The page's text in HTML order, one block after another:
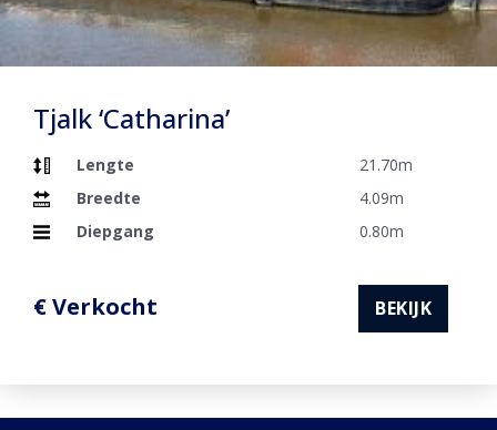
Tjalk ‘Catharina’
Lengte
21.70m
Breedte
4.09m
Diepgang
0.80m
€ Verkocht BEKIJK